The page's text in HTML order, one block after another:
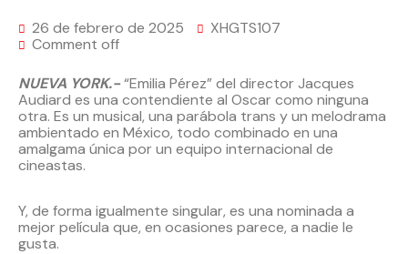
26 de febrero de 2025
XHGTS107
Comment off
NUEVA YORK.-“Emilia Pérez” del director Jacques
Audiard es una contendiente al Oscar como ninguna
otra. Es un musical, una parábola trans y un melodrama
ambientado en México, todo combinado en una
amalgama única por un equipo internacional de
cineastas.
Y, de forma igualmente singular, es una nominada a
mejor película que, en ocasiones parece, a nadie le
gusta.